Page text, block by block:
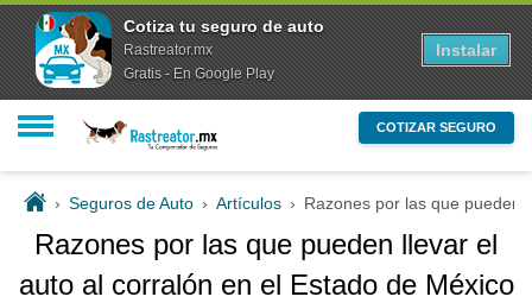
COTIZAR SEGURO
› Seguros de Auto › Artículos › Razones por las que pueden
Razones por las que pueden llevar el
auto al corralón en el Estado de México
Cotiza tu seguro de auto
Rastreator.mx
Gratis - En Google Play
Instalar